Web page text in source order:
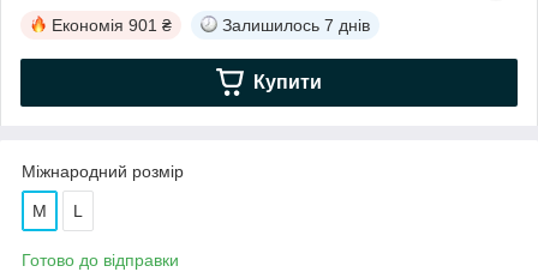
Економія 901 ₴ Залишилось 7 днів
Купити
Міжнародний розмір
M L
Готово до відправки